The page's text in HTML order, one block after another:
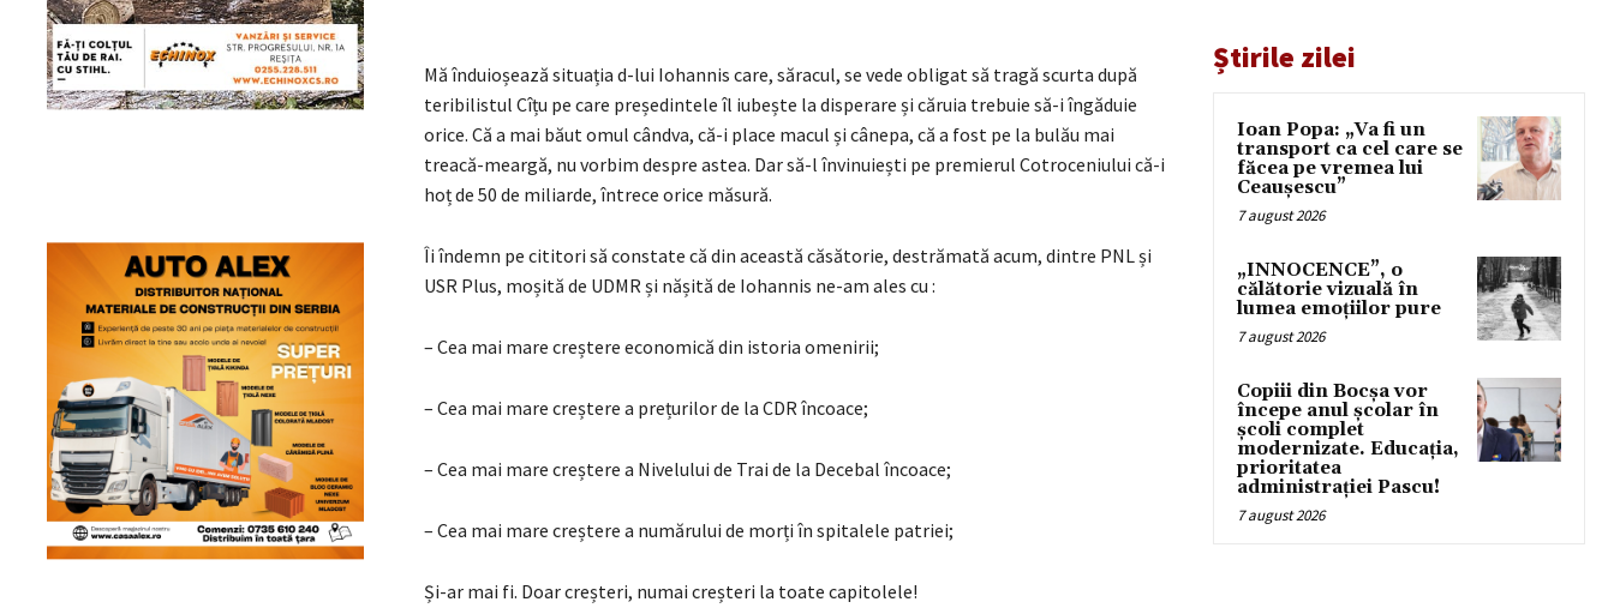
Mă înduioșează situația d-lui Iohannis care, săracul, se vede obligat să tragă scurta după
teribilistul Cîțu pe care președintele îl iubește la disperare și căruia trebuie să-i îngăduie
orice. Că a mai băut omul cândva, că-i place macul și cânepa, că a fost pe la bulău mai
treacă-meargă, nu vorbim despre astea. Dar să-l învinuiești pe premierul Cotroceniului că-i
hoț de 50 de miliarde, întrece orice măsură.
Îi îndemn pe cititori să constate că din această căsătorie, destrămată acum, dintre PNL și
USR Plus, moșită de UDMR și nășită de Iohannis ne-am ales cu :
– Cea mai mare creștere economică din istoria omenirii;
– Cea mai mare creștere a prețurilor de la CDR încoace;
– Cea mai mare creștere a Nivelului de Trai de la Decebal încoace;
– Cea mai mare creștere a numărului de morți în spitalele patriei;
Și-ar mai fi. Doar creșteri, numai creșteri la toate capitolele!
Știrile zilei
Ioan Popa: „Va fi un
transport ca cel care se
făcea pe vremea lui
Ceaușescu”
7 august 2026
„INNOCENCE”, o
călătorie vizuală în
lumea emoțiilor pure
7 august 2026
Copiii din Bocșa vor
începe anul școlar în
școli complet
modernizate. Educația,
prioritatea
administrației Pascu!
7 august 2026